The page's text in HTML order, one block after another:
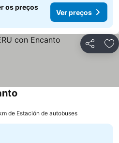
os preços
Ver preços
Partilhar
de Estación de autobuses